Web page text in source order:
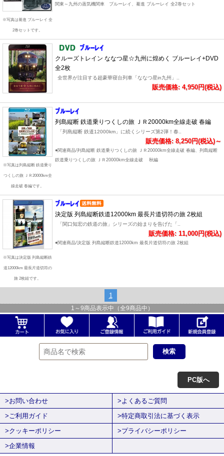
※写真は驀進 ブルーレイ 全
2巻セットです。
関東～九州の蒸気機関車 ブルーレイ、驀進 ブルーレイ 全2巻セット
クルーズトレイン ななつ星☆九州に煌めく ブルーレイ+DVD
全2枚
全世界が注目する超豪華寝台列車「ななつ星in九州」..
販売価格: 4,950円(税込)
※写真は列島縦断 鉄道乗り
つくしの旅 ＪＲ20000km全
線走破 春編です。
列島縦断 鉄道乗りつくしの旅 ＪＲ20000km全線走破 春編
「列島縦断 鉄道12000km」に続くシリーズ第2弾！春..
販売価格: 8,250円(税込)～
●関連商品/列島縦断 鉄道乗りつくしの旅 ＪＲ20000km全線走破 春編、列島縦断
鉄道乗りつくしの旅 ＪＲ20000km全線走破 秋編
※写真は決定版 列島縦断鉄
道12000km 最長片道切符の
旅 2枚組です。
決定版 列島縦断鉄道12000km 最長片道切符の旅 2枚組
「関口知宏の鉄道の旅」シリーズの始まりを告げた「..
販売価格: 11,000円(税込)
●関連商品/決定版 列島縦断鉄道12000km 最長片道切符の旅 2枚組
1
1 ～ 9商品表示中（全9商品中）
PC版へ
>お問い合わせ
>よくあるご質問
>ご利用ガイド
>特定商取引法に基づく表示
>クッキーポリシー
>プライバシーポリシー
>企業情報